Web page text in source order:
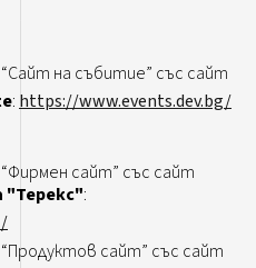
на събитие” със сайт
: https://www.events.dev.bg/
сайт” със сайт
"Терекс":
сайт” със сайт